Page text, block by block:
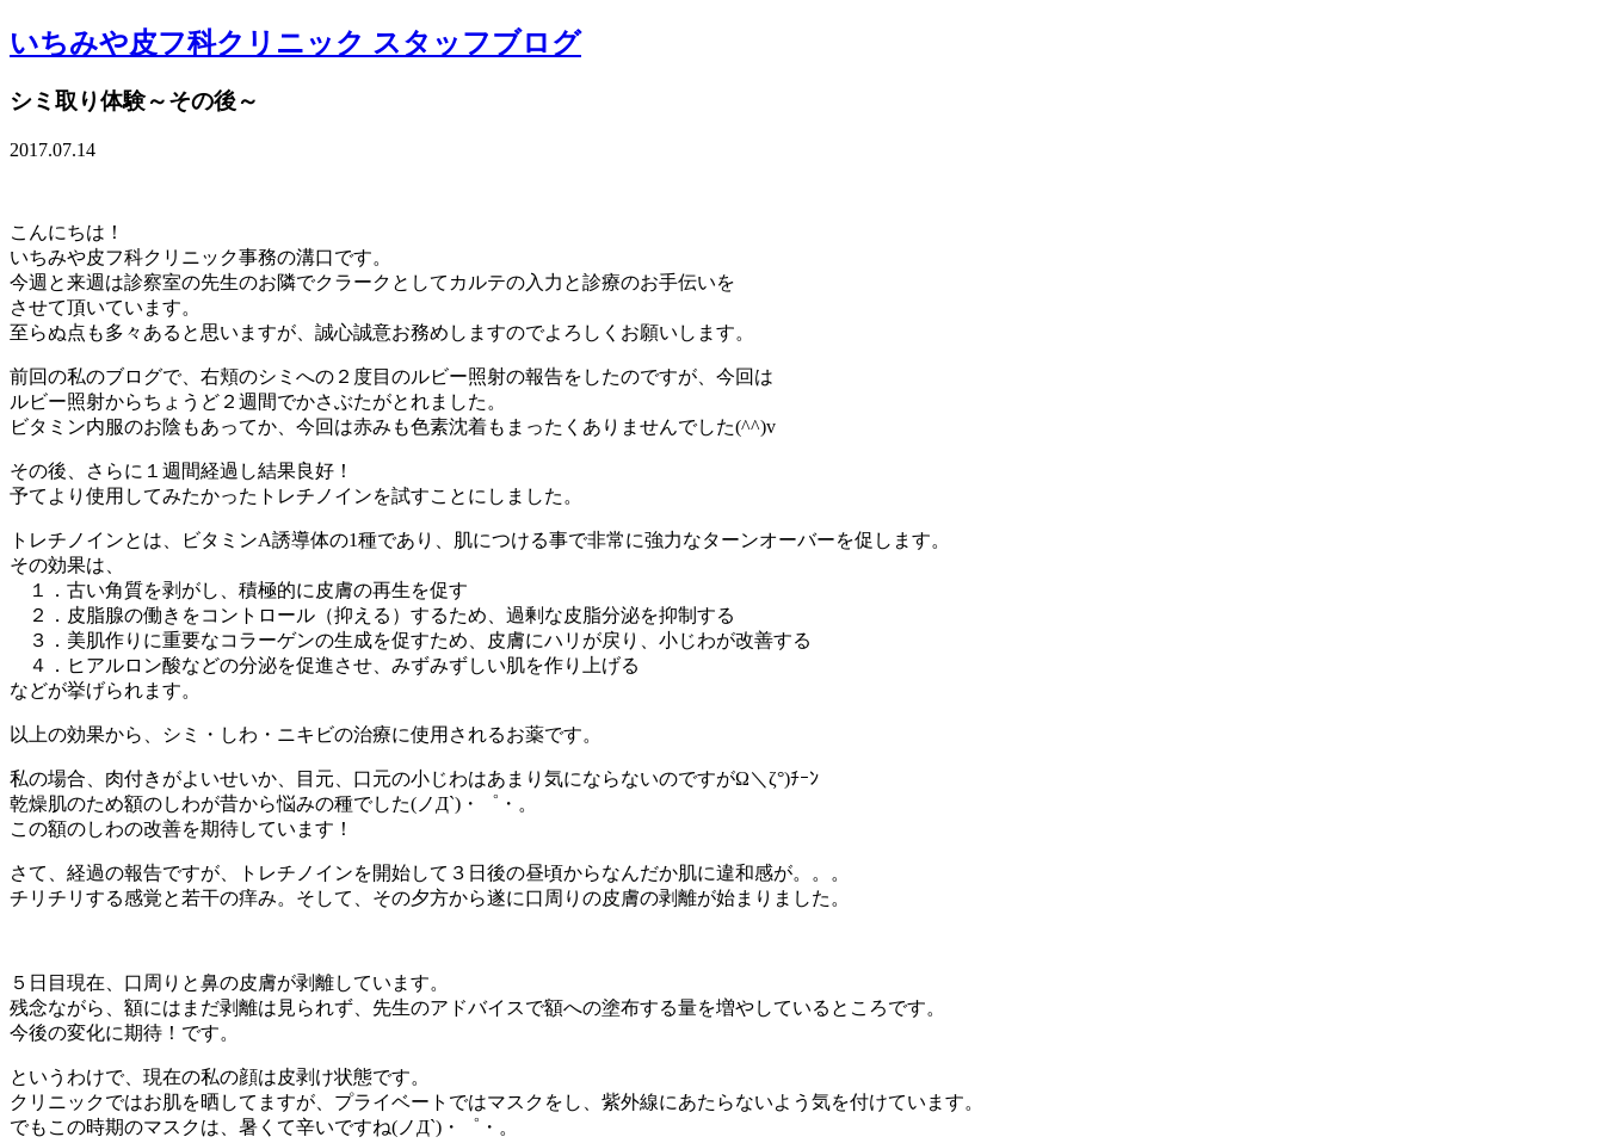
いちみや皮フ科クリニック スタッフブログ
シミ取り体験～その後～
2017.07.14
こんにちは！
いちみや皮フ科クリニック事務の溝口です。
今週と来週は診察室の先生のお隣でクラークとしてカルテの入力と診療のお手伝いを
させて頂いています。
至らぬ点も多々あると思いますが、誠心誠意お務めしますのでよろしくお願いします。
前回の私のブログで、右頬のシミへの２度目のルビー照射の報告をしたのですが、今回は
ルビー照射からちょうど２週間でかさぶたがとれました。
ビタミン内服のお陰もあってか、今回は赤みも色素沈着もまったくありませんでした(^^)v
その後、さらに１週間経過し結果良好！
予てより使用してみたかったトレチノインを試すことにしました。
トレチノインとは、ビタミンA誘導体の1種であり、肌につける事で非常に強力なターンオーバーを促します。
その効果は、
１．古い角質を剥がし、積極的に皮膚の再生を促す
２．皮脂腺の働きをコントロール（抑える）するため、過剰な皮脂分泌を抑制する
３．美肌作りに重要なコラーゲンの生成を促すため、皮膚にハリが戻り、小じわが改善する
４．ヒアルロン酸などの分泌を促進させ、みずみずしい肌を作り上げる
などが挙げられます。
以上の効果から、シミ・しわ・ニキビの治療に使用されるお薬です。
私の場合、肉付きがよいせいか、目元、口元の小じわはあまり気にならないのですがΩ＼ζ°)ﾁｰﾝ
乾燥肌のため額のしわが昔から悩みの種でした(ノД`)・゜・。
この額のしわの改善を期待しています！
さて、経過の報告ですが、トレチノインを開始して３日後の昼頃からなんだか肌に違和感が。。。
チリチリする感覚と若干の痒み。そして、その夕方から遂に口周りの皮膚の剥離が始まりました。
５日目現在、口周りと鼻の皮膚が剥離しています。
残念ながら、額にはまだ剥離は見られず、先生のアドバイスで額への塗布する量を増やしているところです。
今後の変化に期待！です。
というわけで、現在の私の顔は皮剥け状態です。
クリニックではお肌を晒してますが、プライベートではマスクをし、紫外線にあたらないよう気を付けています。
でもこの時期のマスクは、暑くて辛いですね(ノД`)・゜・。